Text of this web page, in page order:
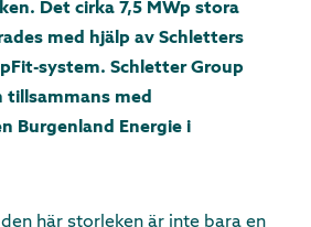
Det cirka 7,5 MWp stora
med hjälp av Schletters
system. Schletter Group
tillsammans med
Burgenland Energie i
här storleken är inte bara en